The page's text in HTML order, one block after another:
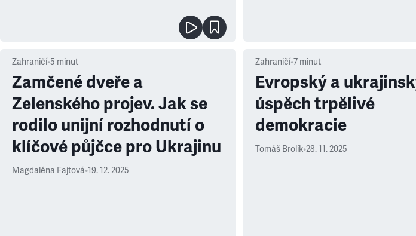
Zahraničí•5 minut
Zamčené dveře a
Zelenského projev. Jak se
rodilo unijní rozhodnutí o
klíčové půjčce pro Ukrajinu
Magdaléna Fajtová•19. 12. 2025
Zahraničí•7 minut
Evropský a
úspěch trpělivé
demokracie
Tomáš Brolík•28. 11. 2025